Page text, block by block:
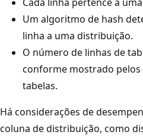
Um algoritmo de hash
linha a uma distribuição.
O número de linhas de
conforme mostrado
tabelas.
Há considerações de
coluna de distribuição, como